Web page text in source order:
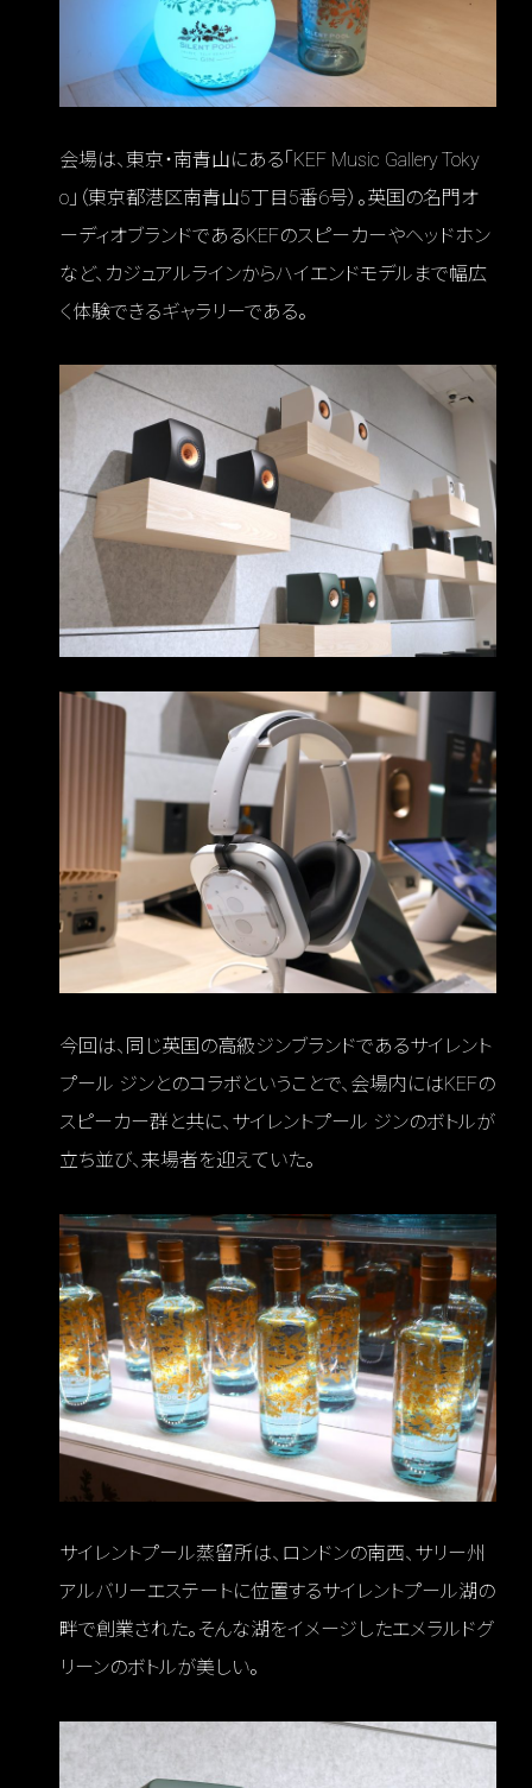
会場は、東京・南青山にある「KEF Music Gallery Toky
o」（東京都港区南青山5丁目5番6号）。英国の名門オ
ーディオブランドであるKEFのスピーカーやヘッドホン
など、カジュアルラインからハイエンドモデルまで幅広
く体験できるギャラリーである。
今回は、同じ英国の高級ジンブランドであるサイレント
プール ジンとのコラボということで、会場内にはKEFの
スピーカー群と共に、サイレントプール ジンのボトルが
立ち並び、来場者を迎えていた。
サイレントプール蒸留所は、ロンドンの南西、サリー州
アルバリーエステートに位置するサイレントプール湖の
畔で創業された。そんな湖をイメージしたエメラルドグ
リーンのボトルが美しい。